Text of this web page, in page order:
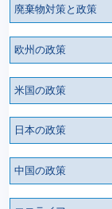
廃棄物対策と政策
欧州の政策
米国の政策
日本の政策
中国の政策